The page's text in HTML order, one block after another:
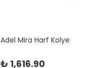
Adel Mira Harf Kolye
₺ 1,616.90